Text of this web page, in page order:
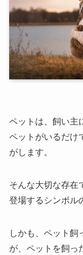
ペットは、飼い主
ペットがいるだけ
がします。
そんな大切な存在
登場するシンボル
しかも、ペット飼
が、ペットを飼っ